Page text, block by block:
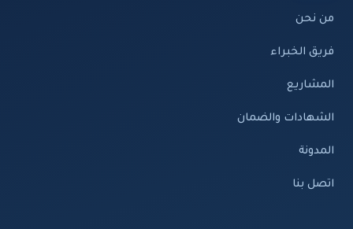
من نحن
فريق الخبراء
المشاريع
الشهادات والضمان
المدونة
اتصل بنا